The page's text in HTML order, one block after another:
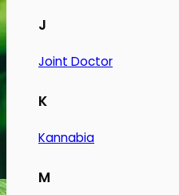
J
Joint Doctor
K
Kannabia
M